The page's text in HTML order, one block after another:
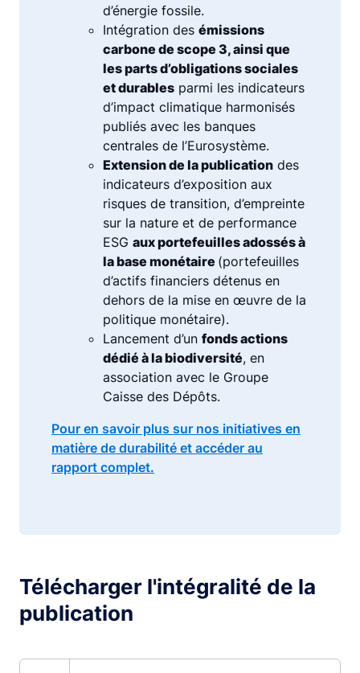
d’énergie fossile.
Intégration des émissions
carbone de scope 3, ainsi que
les parts d’obligations sociales
et durables parmi les indicateurs
d’impact climatique harmonisés
publiés avec les banques
centrales de l’Eurosystème.
Extension de la publication des
indicateurs d’exposition aux
risques de transition, d’empreinte
sur la nature et de performance
ESG aux portefeuilles adossés à
la base monétaire (portefeuilles
d’actifs financiers détenus en
dehors de la mise en œuvre de la
politique monétaire).
Lancement d’un fonds actions
dédié à la biodiversité, en
association avec le Groupe
Caisse des Dépôts.
Pour en savoir plus sur nos initiatives en
matière de durabilité et accéder au
rapport complet.
Télécharger l'intégralité de la
publication